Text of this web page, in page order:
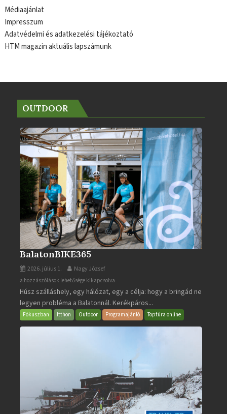
Médiaajánlat
Impresszum
Adatvédelmi és adatkezelési tájékoztató
HTM magazin aktuális lapszámunk
OUTDOOR
BalatonBIKE365
2026. július 1. Nagy József
BalatonBIKE365
bejegyzéshez
a hozzászólások lehetősége kikapcsolva
Húsz szálláshely, egy hálózat, egy a célja: hogy a bringád ne
legyen probléma a Balatonnál. Kerékpáros...
Fókuszban Itthon Outdoor Programajánló Toptúra online